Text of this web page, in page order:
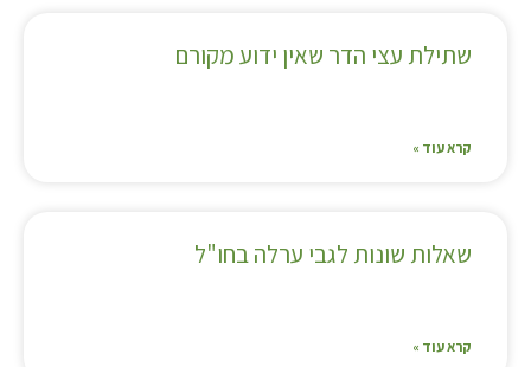
שתילת עצי הדר שאין ידוע מקורם
קרא עוד »
שאלות שונות לגבי ערלה בחו"ל
קרא עוד »